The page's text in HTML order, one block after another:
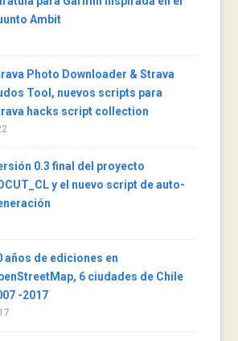
Ambit
Photo Downloader & Strava
Tool, nuevos scripts para
hacks script collection
0.3 final del proyecto
y el nuevo script de auto-
años de ediciones en
6 ciudades de Chile
-2017